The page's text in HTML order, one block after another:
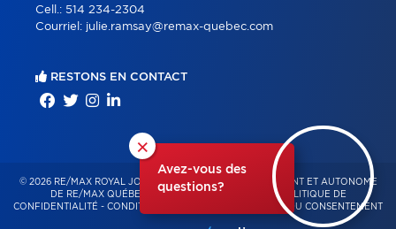
×
Avez-vous des
questions?
Cell.: 514 234-2304
Courriel: julie.ramsay@remax-quebec.com
RESTONS EN CONTACT
© 2026 RE/MAX ROYAL JORDAN – FRANCHISÉ INDÉPENDANT ET AUTONOME
DE RE/MAX QUÉBEC – TOUS DROITS RÉSERVÉS -POLITIQUE DE
CONFIDENTIALITÉ - CONDITIONS D'UTILISATION GESTION DU CONSENTEMENT